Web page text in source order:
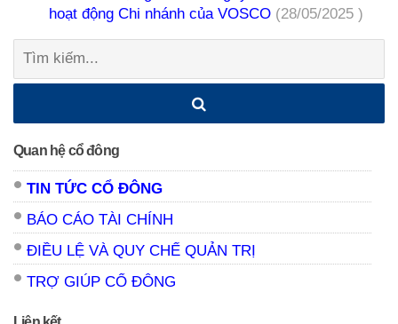
hoạt động Chi nhánh của VOSCO (28/05/2025 )
Tìm
Quan hệ cổ đông
TIN TỨC CỔ ĐÔNG
BÁO CÁO TÀI CHÍNH
ĐIỀU LỆ VÀ QUY CHẾ QUẢN TRỊ
TRỢ GIÚP CỔ ĐÔNG